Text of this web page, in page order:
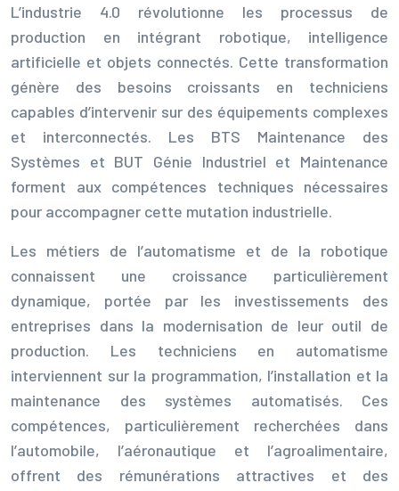
L’industrie 4.0 révolutionne les processus de
production en intégrant robotique, intelligence
artificielle et objets connectés. Cette transformation
génère des besoins croissants en techniciens
capables d’intervenir sur des équipements complexes
et interconnectés. Les BTS Maintenance des
Systèmes et BUT Génie Industriel et Maintenance
forment aux compétences techniques nécessaires
pour accompagner cette mutation industrielle.
Les métiers de l’automatisme et de la robotique
connaissent une croissance particulièrement
dynamique, portée par les investissements des
entreprises dans la modernisation de leur outil de
production. Les techniciens en automatisme
interviennent sur la programmation, l’installation et la
maintenance des systèmes automatisés. Ces
compétences, particulièrement recherchées dans
l’automobile, l’aéronautique et l’agroalimentaire,
offrent des rémunérations attractives et des